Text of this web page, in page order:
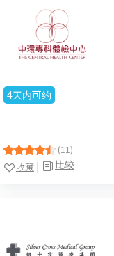
4天内可约
(11)
比较
收藏